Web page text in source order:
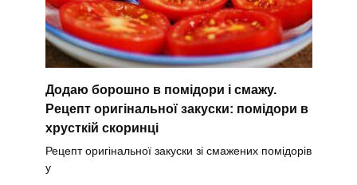
Додаю борошно в помідори і смажу.
Рецепт оригінальної закуски: помідори в
хрусткій скоринці
Рецепт оригінальної закуски зі смажених помідорів
у